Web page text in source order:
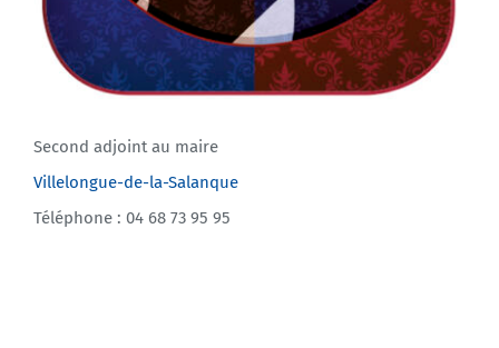
Second adjoint au maire
Villelongue-de-la-Salanque
Téléphone : 04 68 73 95 95